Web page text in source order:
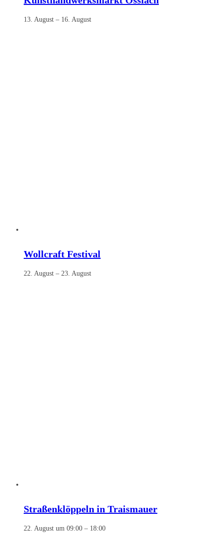
13. August – 16. August
Wollcraft Festival
22. August – 23. August
Straßenklöppeln in Traismauer
22. August um 09:00 – 18:00